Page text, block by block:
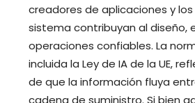
creadores de aplicaciones y
sistema contribuyan al diseño,
operaciones confiables. La
incluida la Ley de IA de la UE,
de que la información fluya
cadena de suministro. Si bien